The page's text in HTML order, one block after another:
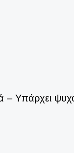
– Υπάρχει